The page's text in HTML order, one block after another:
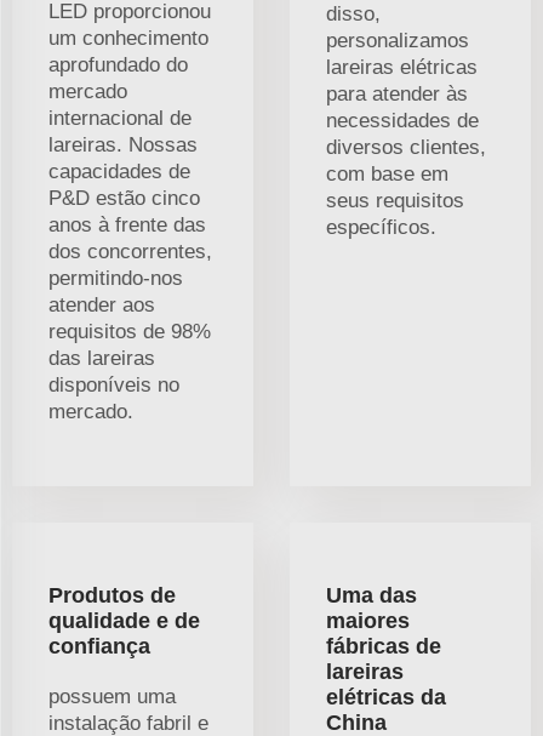
LED proporcionou
um conhecimento
aprofundado do
mercado
internacional de
lareiras. Nossas
capacidades de
P&D estão cinco
anos à frente das
dos concorrentes,
permitindo-nos
atender aos
requisitos de 98%
das lareiras
disponíveis no
mercado.
disso,
personalizamos
lareiras elétricas
para atender às
necessidades de
diversos clientes,
com base em
seus requisitos
específicos.
Produtos de
qualidade e de
confiança
possuem uma
instalação fabril e
Uma das
maiores
fábricas de
lareiras
elétricas da
China